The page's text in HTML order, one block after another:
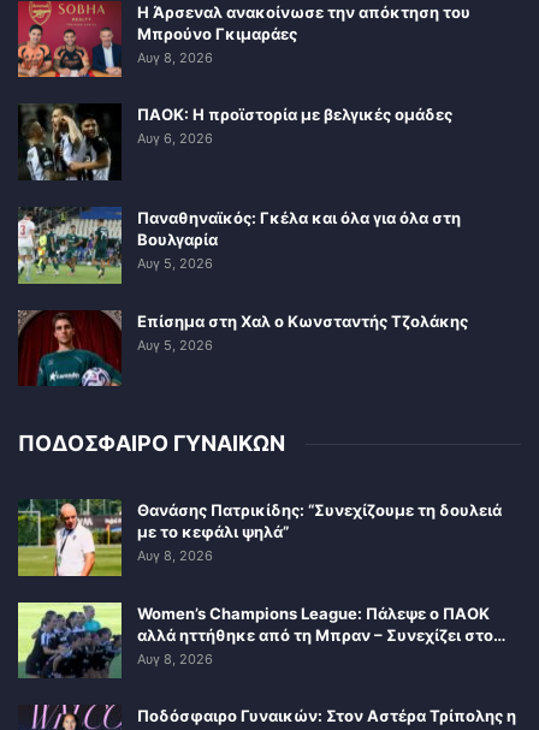
Η Άρσεναλ ανακοίνωσε την απόκτηση του
Μπρούνο Γκιμαράες
Αυγ 8, 2026
ΠΑΟΚ: Η προϊστορία με βελγικές ομάδες
Αυγ 6, 2026
Παναθηναϊκός: Γκέλα και όλα για όλα στη
Βουλγαρία
Αυγ 5, 2026
Επίσημα στη Χαλ ο Κωνσταντής Τζολάκης
Αυγ 5, 2026
ΠΟΔΟΣΦΑΙΡΟ ΓΥΝΑΙΚΩΝ
Θανάσης Πατρικίδης: “Συνεχίζουμε τη δουλειά
με το κεφάλι ψηλά”
Αυγ 8, 2026
Women’s Champions League: Πάλεψε ο ΠΑΟΚ
αλλά ηττήθηκε από τη Μπραν – Συνεχίζει στο…
Αυγ 8, 2026
Ποδόσφαιρο Γυναικών: Στον Αστέρα Τρίπολης η